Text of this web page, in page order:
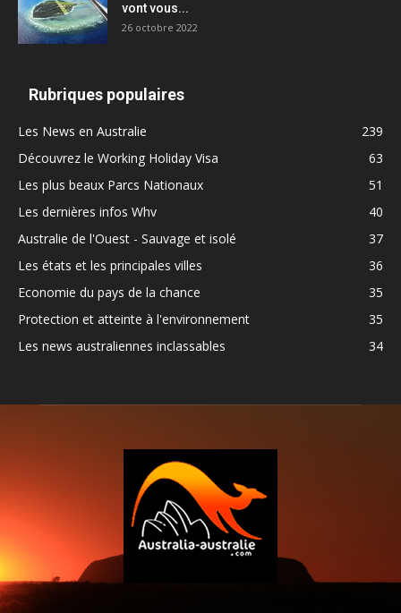
vont vous...
26 octobre 2022
Rubriques populaires
Les News en Australie
239
Découvrez le Working Holiday Visa
63
Les plus beaux Parcs Nationaux
51
Les dernières infos Whv
40
Australie de l'Ouest - Sauvage et isolé
37
Les états et les principales villes
36
Economie du pays de la chance
35
Protection et atteinte à l'environnement
35
Les news australiennes inclassables
34